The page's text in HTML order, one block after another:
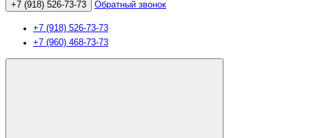
+7 (918) 526-73-73 Обратный звонок
+7 (918) 526-73-73
+7 (960) 468-73-73